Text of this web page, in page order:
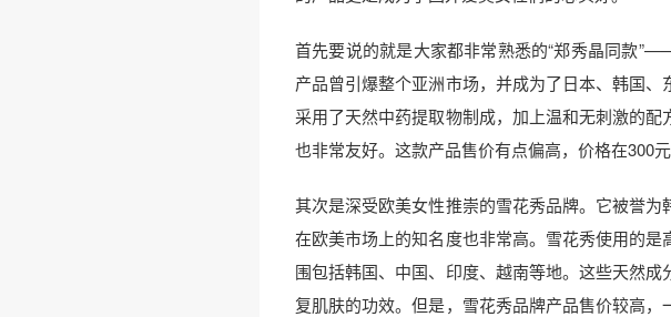
首先要说的就是大家都非常熟悉的“郑秀晶同款
产品曾引爆整个亚洲市场，并成为了日本、韩国、
采用了天然中药提取物制成，加上温和无刺激的配
也非常友好。这款产品售价有点偏高，价格在300元
其次是深受欧美女性推崇的雪花秀品牌。它被誉为
在欧美市场上的知名度也非常高。雪花秀使用的
围包括韩国、中国、印度、越南等地。这些天然
复肌肤的功效。但是，雪花秀品牌产品售价较高，